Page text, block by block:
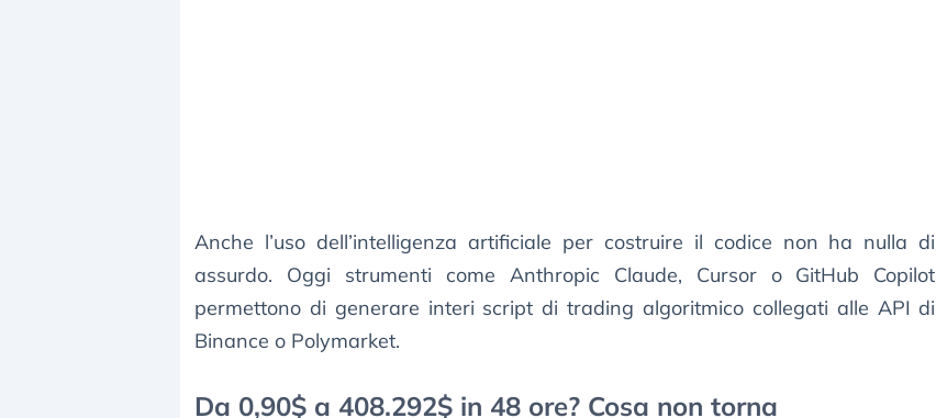
Anche l’uso dell’intelligenza artificiale per costruire il codice non ha nulla di
assurdo. Oggi strumenti come Anthropic Claude, Cursor o GitHub Copilot
permettono di generare interi script di trading algoritmico collegati alle API di
Binance o Polymarket.
Da 0,90$ a 408.292$ in 48 ore? Cosa non torna